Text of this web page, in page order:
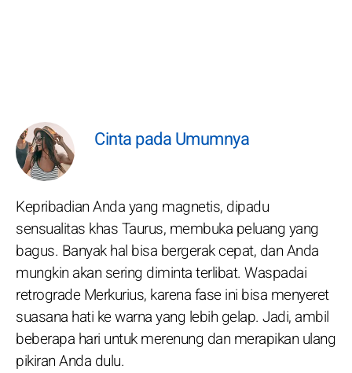
Cinta pada Umumnya
Kepribadian Anda yang magnetis, dipadu
sensualitas khas Taurus, membuka peluang yang
bagus. Banyak hal bisa bergerak cepat, dan Anda
mungkin akan sering diminta terlibat. Waspadai
retrograde Merkurius, karena fase ini bisa menyeret
suasana hati ke warna yang lebih gelap. Jadi, ambil
beberapa hari untuk merenung dan merapikan ulang
pikiran Anda dulu.